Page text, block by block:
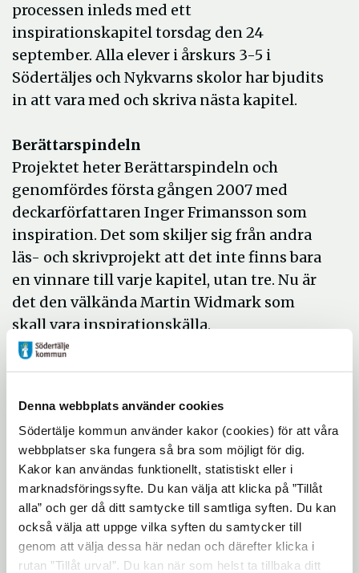
Denna webbplats använder cookies
Södertälje kommun använder kakor (cookies) för att våra
webbplatser ska fungera så bra som möjligt för dig.
Kakor kan användas funktionellt, statistiskt eller i
marknadsföringssyfte. Du kan välja att klicka på ”Tillåt
alla” och ger då ditt samtycke till samtliga syften. Du kan
också välja att uppge vilka syften du samtycker till
genom att välja dessa här nedan och därefter klicka i
rutan ”Tillåt urval”. Du kan när som helst ta tillbaka ditt
processen inleds med ett
inspirationskapitel torsdag den 24
september. Alla elever i årskurs 3-5 i
Södertäljes och Nykvarns skolor har bjudits
in att vara med och skriva nästa kapitel.
Berättarspindeln
Projektet heter Berättarspindeln och
genomfördes första gången 2007 med
deckarförfattaren Inger Frimansson som
inspiration. Det som skiljer sig från andra
läs- och skrivprojekt att det inte finns bara
en vinnare till varje kapitel, utan tre. Nu är
det den välkända Martin Widmark som
skall vara inspirationskälla.
- Vi vill visa att fantasin kan ta olika vägar
som alla är rätt, säger Lars Ahlin,
kultursekreterare på Södertälje kommun.
En jury utser tre fortsättningskapitel så att
det totalt blir fyra kapitel som avslutas i
februari 2010.
Jury består av Cerise Zetterström Bauer, elev
på Wendela Hebbegymnasiet, Stefan Estby,
lärare och författare av ungdomsdeckare,